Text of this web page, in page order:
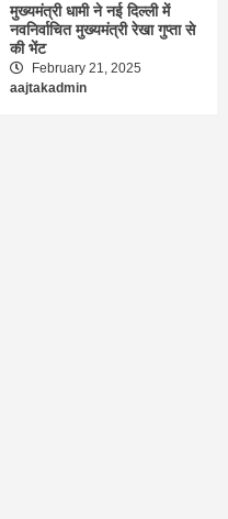
मुख्यमंत्री धामी ने नई दिल्ली में
नवनिर्वाचित मुख्यमंत्री रेखा गुप्ता से
की भेंट
February 21, 2025
aajtakadmin